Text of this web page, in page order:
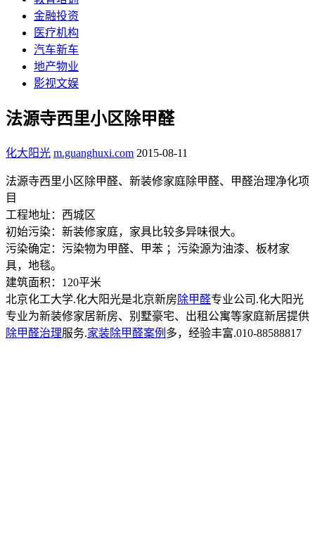
金融投资
医疗机构
汽车新车
地产物业
影视文娱
法源寺西里小区除甲醛
化大阳光 m.guanghuxi.com 2015-08-11
法源寺西里小区除甲醛、新装修家庭除甲醛、甲醛治理净化项
目
工程地址：西城区
初始污染：新装修家庭，家具比较多异味很大。
污染确定：污染物为甲醛、甲苯 ；污染源为油漆、板材家
具，地毯。
建筑面积：120平米
北京化工大学.化大阳光是北京新房除甲醛专业公司.化大阳光
专业为新装修家居新房、别墅豪宅、出租公寓等家庭新居提供
除甲醛治理服务.家装除甲醛案例 多，经验丰富.010-88588817